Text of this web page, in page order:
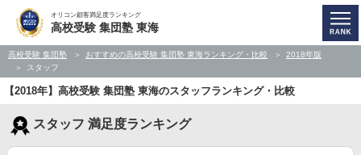
オリコン顧客満足度ランキング
高校受験 集団塾 東海
高校受験 集団塾 おすすめの高校受験 集団塾 東海ランキング・比較
2018年版
スタッフ
【2018年】高校受験 集団塾 東海のスタッフランキング・比較
スタッフ 満足度ランキング